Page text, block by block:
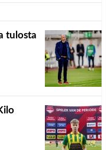
tulosta